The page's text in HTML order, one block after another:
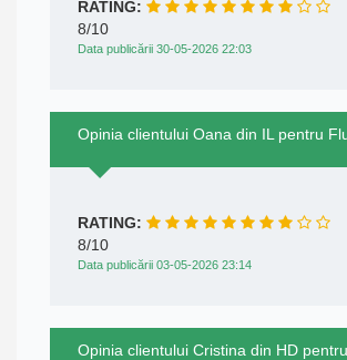
RATING:
8/10
Data publicării 30-05-2026 22:03
Opinia clientului Oana din IL pentru
RATING:
8/10
Data publicării 03-05-2026 23:14
Opinia clientului Cristina din HD pentru